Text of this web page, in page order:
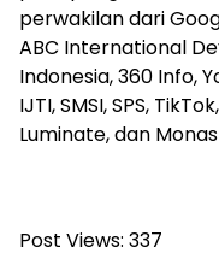
perwakilan dari
ABC International
Indonesia, 360 Info,
IJTI, SMSI, SPS,
Luminate, dan
Post Views: 337